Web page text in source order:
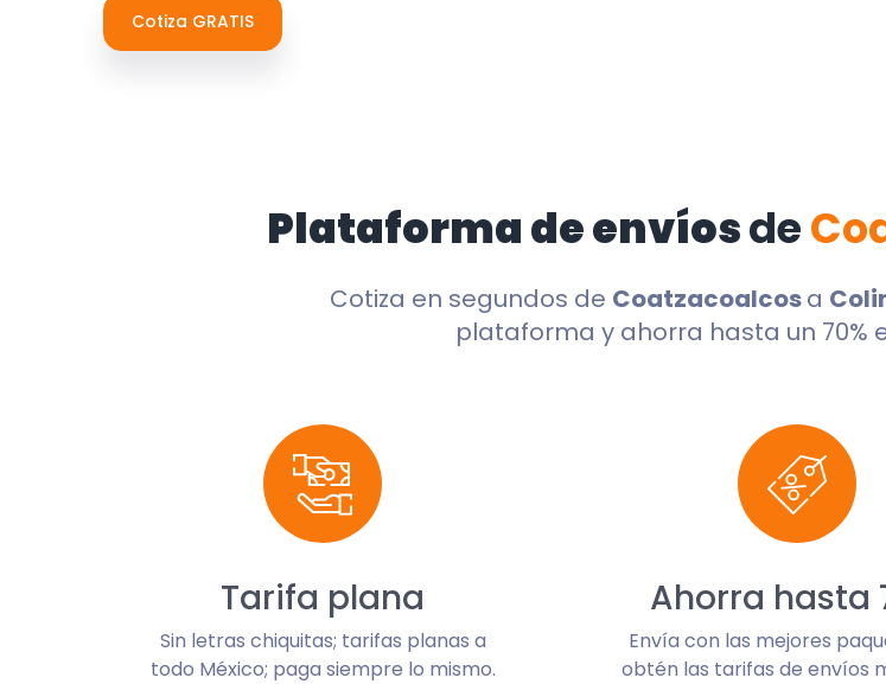
Cotiza GRATIS
Plataforma de envíosde
Cotiza en segundos de Coatzacoalcosa
plataforma y ahorra hasta un 70%
Tarifa plana
Sin letras chiquitas; tarifas planas a
todo México; paga siempre lo mismo.
Ahorra hasta
Envía con las mejores
obtén las tarifas de envíos